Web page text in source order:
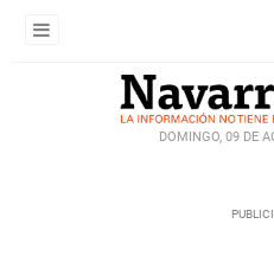
DOMINGO, 09 DE